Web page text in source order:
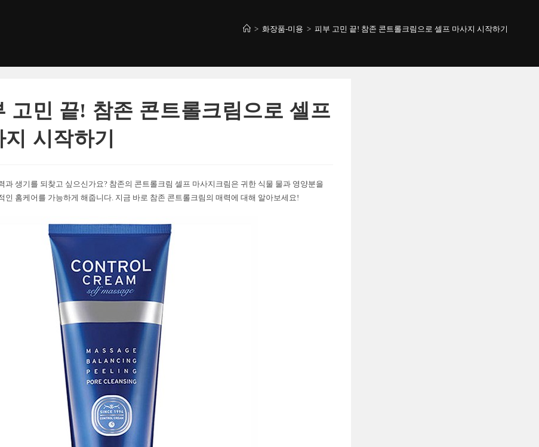
> 화장품-미용 > 피부 고민 끝! 참존 콘트롤크림으로 셀프 마사지 시작하기
고민 끝! 참존 콘트롤크림으로 셀프
지 시작하기
과 생기를 되찾고 싶으신가요? 참존의 콘트롤크림 셀프 마사지크림은 귀한 식물 물과 영양분을
인 홈케어를 가능하게 해줍니다. 지금 바로 참존 콘트롤크림의 매력에 대해 알아보세요!